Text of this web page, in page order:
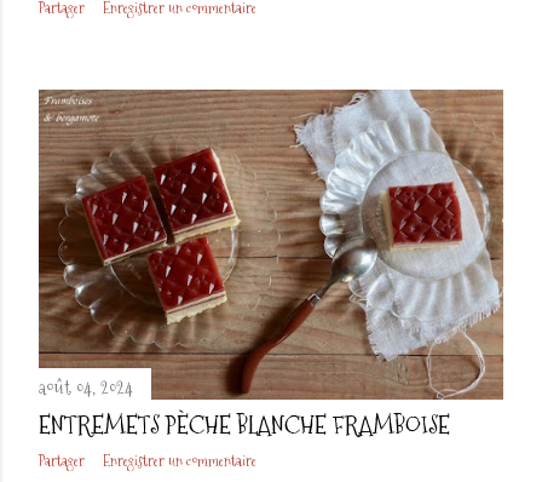
Partager Enregistrer un commentaire
août 04, 2024
ENTREMETS PÈCHE BLANCHE FRAMBOISE
Partager Enregistrer un commentaire